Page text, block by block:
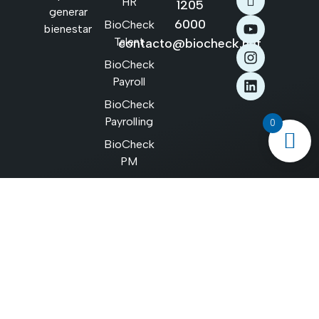
generar
bienestar
BioCheck
Talent
BioCheck
Payroll
BioCheck
Payrolling
BioCheck
PM
1205
6000
contacto@biocheck.net
0